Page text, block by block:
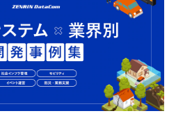
イベント
よくあるご質問
企業情報